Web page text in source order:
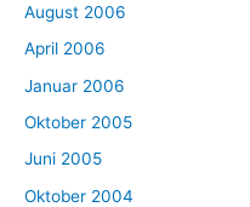
August 2006
April 2006
Januar 2006
Oktober 2005
Juni 2005
Oktober 2004